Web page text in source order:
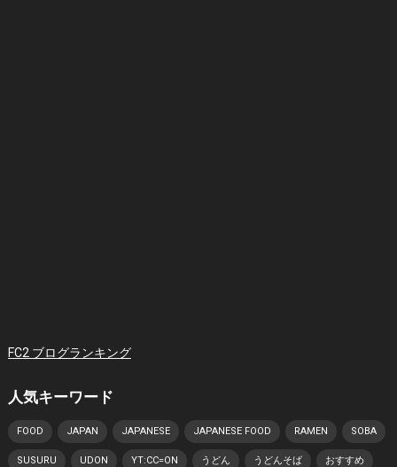
FC2 ブログランキング
人気キーワード
FOOD JAPAN JAPANESE JAPANESE FOOD RAMEN SOBA
SUSURU UDON YT:CC=ON うどん うどんそば おすすめ